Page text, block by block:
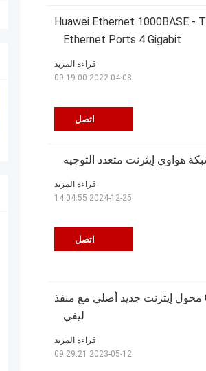
S5735S - L48P4S - A1 توجيه متعدد محولات Huawei Ethernet 1000BASE - T
Ethernet Ports 4 Gigabit
اتصل
قراءة المزيد
2022-04-08 09:19:00
اتصل
قراءة المزيد
2024-12-25 14:04:55
CE6865E 48S8CQ Huawei Network Switches محول إيثرنت جديد أصلي مع منفذ
ليفي
قراءة المزيد
2023-05-12 09:29:21